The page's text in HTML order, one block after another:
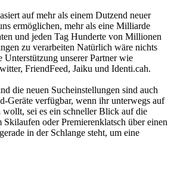
auf mehr als einem Dutzend neuer
ermöglichen, mehr als eine Milliarde
und jeden Tag Hunderte von Millionen
zu verarbeiten Natürlich wäre nichts
Unterstützung unserer Partner wie
FriendFeed, Jaiku und Identi.cah.
die neuen Sucheinstellungen sind auch
Geräte verfügbar, wenn ihr unterwegs auf
wollt, sei es ein schneller Blick auf die
Skilaufen oder Premierenklatsch über einen
in der Schlange steht, um eine